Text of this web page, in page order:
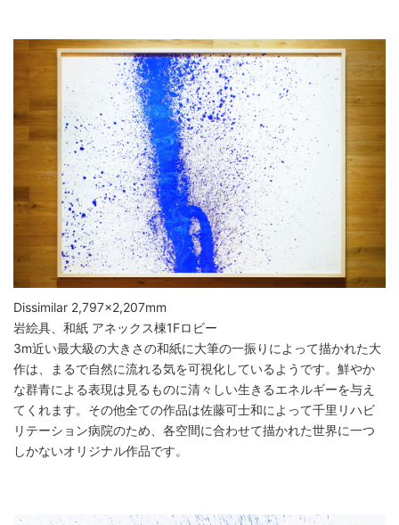
Dissimilar 2,797×2,207mm
岩絵具、和紙 アネックス棟1Fロビー
3m近い最大級の大きさの和紙に大筆の一振りによって描かれた大
作は、まるで自然に流れる気を可視化しているようです。鮮やか
な群青による表現は見るものに清々しい生きるエネルギーを与え
てくれます。その他全ての作品は佐藤可士和によって千里リハビ
リテーション病院のため、各空間に合わせて描かれた世界に一つ
しかないオリジナル作品です。